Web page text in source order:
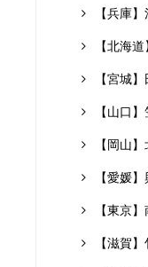
【兵庫
【北海
【宮城
【山口
【岡山
【愛媛
【東京
【滋賀